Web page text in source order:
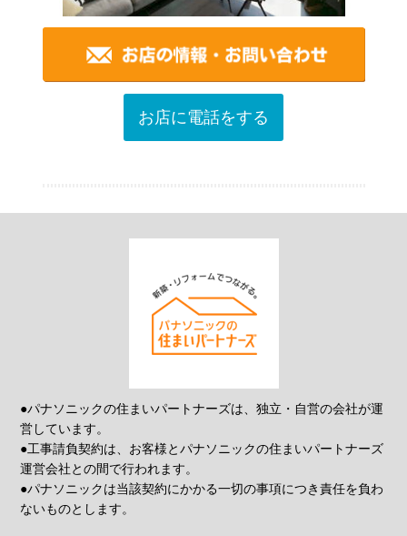
お店に電話をする
●パナソニックの住まいパートナーズは、独立・自営の会社が運
営しています。
●工事請負契約は、お客様とパナソニックの住まいパートナーズ
運営会社との間で行われます。
●パナソニックは当該契約にかかる一切の事項につき責任を負わ
ないものとします。